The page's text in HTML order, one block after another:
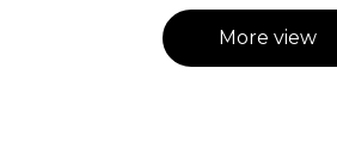
More view